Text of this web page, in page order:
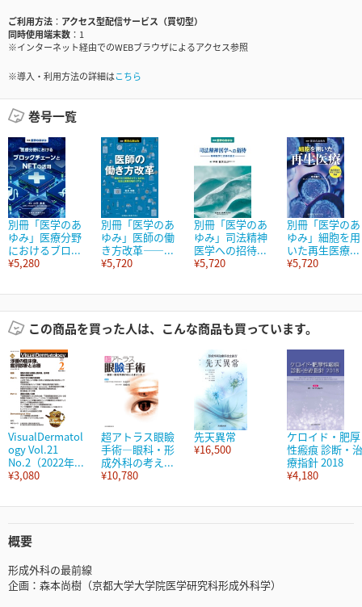
ご利用方法
アクセス型配信サービス（買切型）
同時使用端末数
1
※インターネット経由でのWEBブラウザによるアクセス参照
※導入・利用方法の詳細はこちら
巻号一覧
別冊「医学のあ
ゆみ」医療分野
におけるブロ...
¥5,280
別冊「医学のあ
ゆみ」医師の働
き方改革――...
¥5,720
別冊「医学のあ
ゆみ」司法精神
医学への招待...
¥5,720
別冊「医学のあ
ゆみ」細胞を用
いた再生医療...
¥5,720
この商品を買った人は、こんな商品も買っています。
VisualDermatol
ogy Vol.21
No.2（2022年...
¥3,080
超アトラス眼瞼
手術―眼科・形
成外科の考え...
¥10,780
先天異常
¥16,500
ケロイド・肥厚
性瘢痕 診断・治
療指針 2018
¥4,180
概要
形成外科の最前線
企画：森本尚樹（京都大学大学院医学研究科形成外科学）